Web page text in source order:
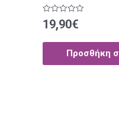
Βαθμολογήθηκε
με
από
19,90€
Προσθήκη